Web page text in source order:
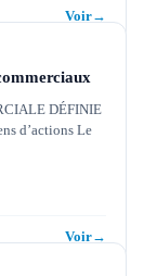
Voir→
DÉFINIE
d’actions Le
Voir→